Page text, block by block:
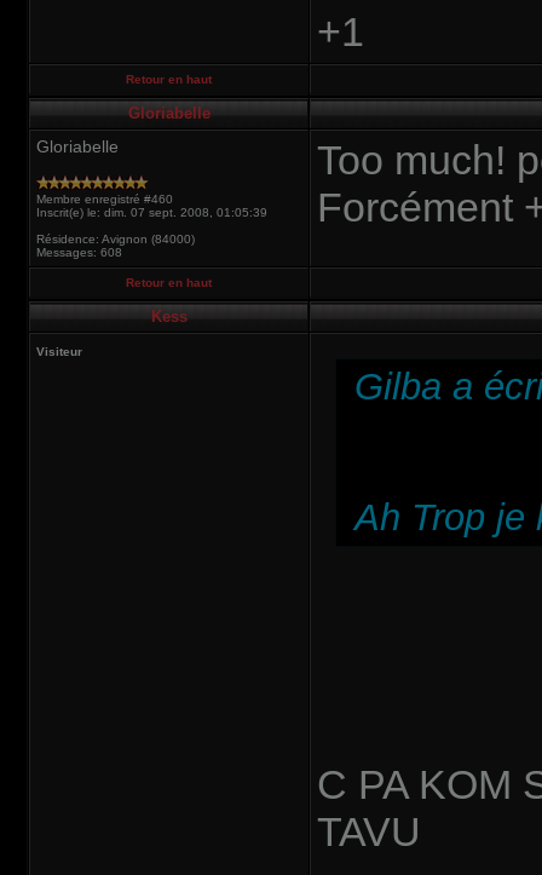
+1
Retour en haut
Gloriabelle
Gloriabelle
Membre enregistré #460
Inscrit(e) le: dim. 07 sept. 2008, 01:05:39
Résidence: Avignon (84000)
Messages: 608
Too much!
Forcément
Retour en haut
Kess
Visiteur
Gilba a
Ah Trop je
C PA KOM
TAVU